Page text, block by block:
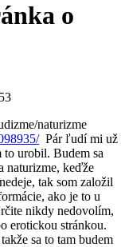
o
naturizme
Pár ľudí mi už
urobil. Budem sa
naturizme, keďže
tak som založil
ako je to u
nikdy nedovolím,
erotickou stránkou.
sa to tam budem